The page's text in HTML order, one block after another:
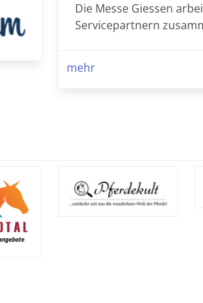
Die Messe Giessen
Servicepartnern
mehr